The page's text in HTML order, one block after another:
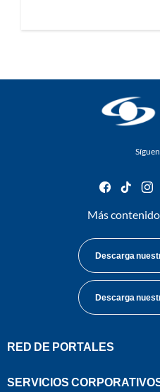
facebook
tiktok
Más
Descarga
Descarga
RED DE PORTALES
SERVICIOS